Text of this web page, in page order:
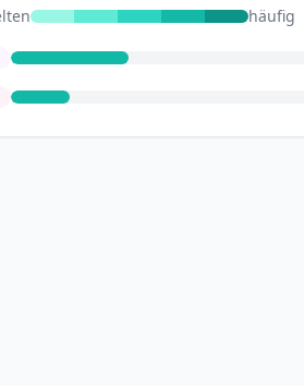
häufig